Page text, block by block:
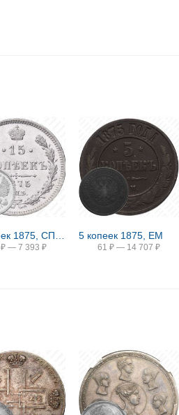
₽ — 7 393 ₽
5 копеек 1875, ЕМ
61 ₽ — 14 707 ₽